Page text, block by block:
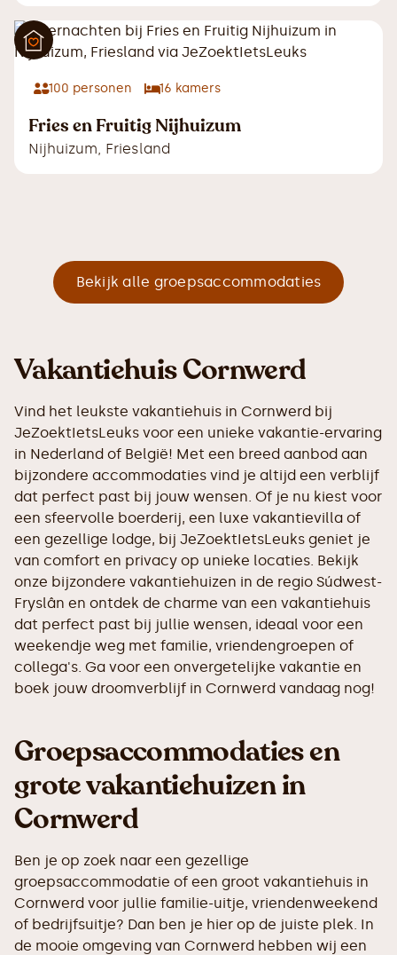
100 personen 16 kamers
Fries en Fruitig Nijhuizum
Nijhuizum, Friesland
Bekijk alle groepsaccommodaties
Vakantiehuis Cornwerd
Vind het leukste vakantiehuis in Cornwerd bij
JeZoektIetsLeuks voor een unieke vakantie-ervaring
in Nederland of België! Met een breed aanbod aan
bijzondere accommodaties vind je altijd een verblijf
dat perfect past bij jouw wensen. Of je nu kiest voor
een sfeervolle boerderij, een luxe vakantievilla of
een gezellige lodge, bij JeZoektIetsLeuks geniet je
van comfort en privacy op unieke locaties. Bekijk
onze bijzondere vakantiehuizen in de regio Súdwest-
Fryslân en ontdek de charme van een vakantiehuis
dat perfect past bij jullie wensen, ideaal voor een
weekendje weg met familie, vriendengroepen of
collega's. Ga voor een onvergetelijke vakantie en
boek jouw droomverblijf in Cornwerd vandaag nog!
Groepsaccommodaties en
grote vakantiehuizen in
Cornwerd
Ben je op zoek naar een gezellige
groepsaccommodatie of een groot vakantiehuis in
Cornwerd voor jullie familie-uitje, vriendenweekend
of bedrijfsuitje? Dan ben je hier op de juiste plek. In
de mooie omgeving van Cornwerd hebben wij een